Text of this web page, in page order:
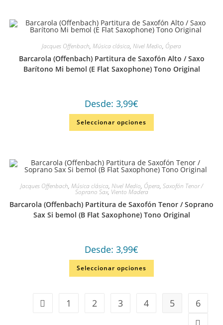
Jacques Offenbach, Música clásica, Nivel Medio, Ópera
Barcarola (Offenbach) Partitura de Saxofón Alto / Saxo
Barítono Mi bemol (E Flat Saxophone) Tono Original
Desde: 3,99€
Seleccionar opciones
Jacques Offenbach, Música clásica, Nivel Medio, Ópera, Saxofón Tenor /
Soprano Sax, Viento Madera
Barcarola (Offenbach) Partitura de Saxofón Tenor / Soprano
Sax Si bemol (B Flat Saxophone) Tono Original
Desde: 3,99€
Seleccionar opciones
1 2 3 4 5 6